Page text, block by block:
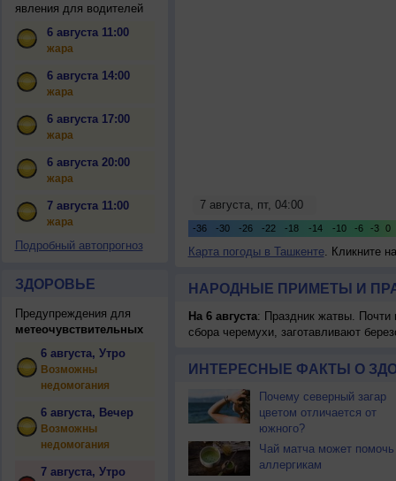
явления для водителей
6 августа 11:00
жара
6 августа 14:00
жара
6 августа 17:00
жара
6 августа 20:00
жара
7 августа 11:00
жара
Подробный автопрогноз
ЗДОРОВЬЕ
Предупреждения для
метеочувствительных
6 августа, Утро
Возможны
недомогания
6 августа, Вечер
Возможны
недомогания
7 августа, Утро
Карта погоды в Ташкенте. Кликните
НАРОДНЫЕ ПРИМЕТЫ И
На 6 августа: Праздник жатвы. Почти
сбора черемухи, заготавливают
ИНТЕРЕСНЫЕ ФАКТЫ О
Почему северный загар
цветом отличается от
южного?
Чай матча может помочь
аллергикам